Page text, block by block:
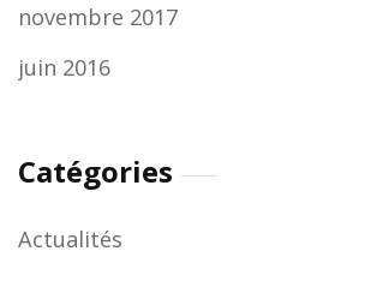
novembre 2017
juin 2016
Catégories
Actualités